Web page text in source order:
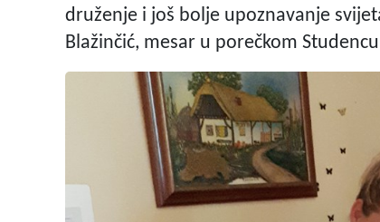
druženje i još bolje upoznavanje
Blažinčić, mesar u porečkom